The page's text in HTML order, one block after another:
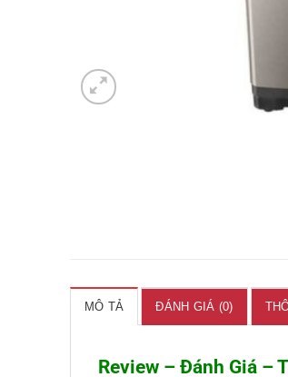
MÔ TẢ ĐÁNH GIÁ (0)
Review – Đánh Giá –